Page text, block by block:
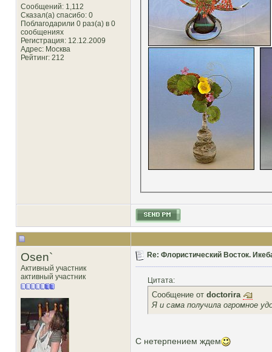
Сообщений: 1,112
Сказал(а) спасибо: 0
Поблагодарили 0 раз(а) в 0
сообщениях
Регистрация: 12.12.2009
Адрес: Москва
Рейтинг: 212
Osen`
Активный участник
активный участник
Re: Флористический Восток.
Цитата:
Сообщение от doctorira
Я и сама получила огромное
С нетерпением ждем